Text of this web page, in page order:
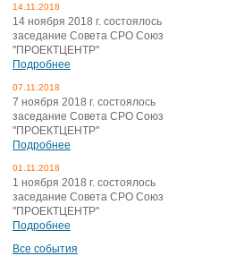
14.11.2018
14 ноября 2018 г. состоялось
заседание Совета СРО Союз
"ПРОЕКТЦЕНТР"
Подробнее
07.11.2018
7 ноября 2018 г. состоялось
заседание Совета СРО Союз
"ПРОЕКТЦЕНТР"
Подробнее
01.11.2018
1 ноября 2018 г. состоялось
заседание Совета СРО Союз
"ПРОЕКТЦЕНТР"
Подробнее
Все события